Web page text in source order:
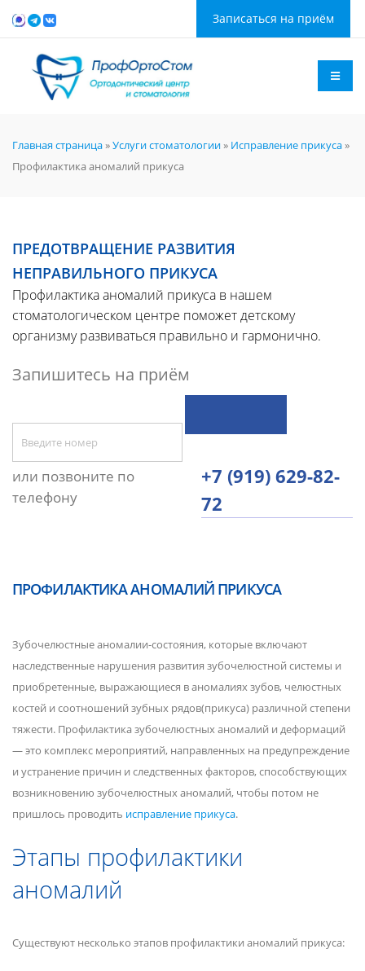
Записаться на приём
Главная страница»Услуги стоматологии» Исправление прикуса»
Профилактика аномалий прикуса
ПРЕДОТВРАЩЕНИЕ РАЗВИТИЯ
НЕПРАВИЛЬНОГО ПРИКУСА
Профилактика аномалий прикуса в нашем
стоматологическом центре поможет детскому
организму развиваться правильно и гармонично.
Запишитесь на приём
или позвоните по
телефону
+7 (919) 629-82-
72
ПРОФИЛАКТИКА АНОМАЛИЙ ПРИКУСА
Зубочелюстные аномалии-состояния, которые включают
наследственные нарушения развития зубочелюстной системы и
приобретенные, выражающиеся в аномалиях зубов, челюстных
костей и соотношений зубных рядов(прикуса) различной степени
тяжести. Профилактика зубочелюстных аномалий и деформаций
— это комплекс мероприятий, направленных на предупреждение
и устранение причин и следственных факторов, способствующих
возникновению зубочелюстных аномалий, чтобы потом не
пришлось проводить исправление прикуса.
Этапы профилактики
аномалий
Существуют несколько этапов профилактики аномалий прикуса: